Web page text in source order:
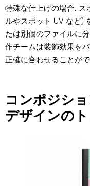
特殊な仕上げの場合, ス
ルやスポット UV など)
たは別個のファイルに
作チームは装飾効果を
正確に合わせることが
コンポジシ
デザインの